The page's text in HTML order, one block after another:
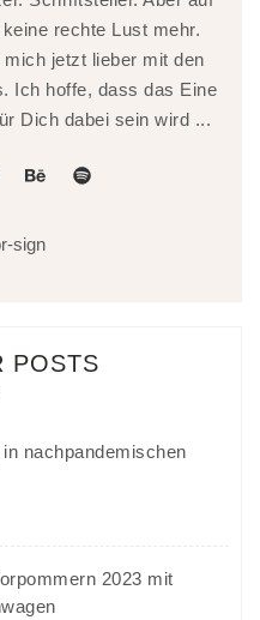
rechte Lust mehr.
jetzt lieber mit den
Ich hoffe, dass das Eine
Dich dabei sein wird ...
POSTS
nachpandemischen
2023 mit